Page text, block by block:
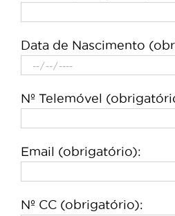
Data de Nascimento
Nº Telemóvel
Email (obrigatório):
Nº CC (obrigatório):